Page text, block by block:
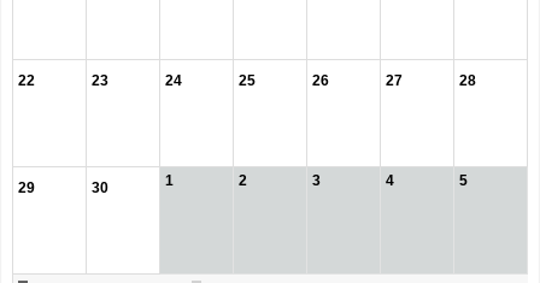
22 23 24 25 26 27 28
29 30 1 2 3 4 5